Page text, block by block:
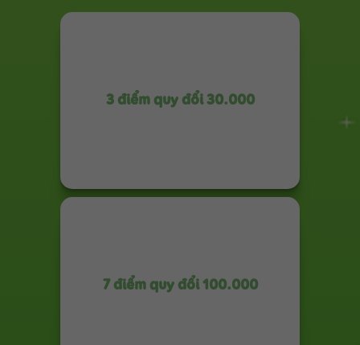
3 điểm quy đổi 30.000
7 điểm quy đổi 100.000